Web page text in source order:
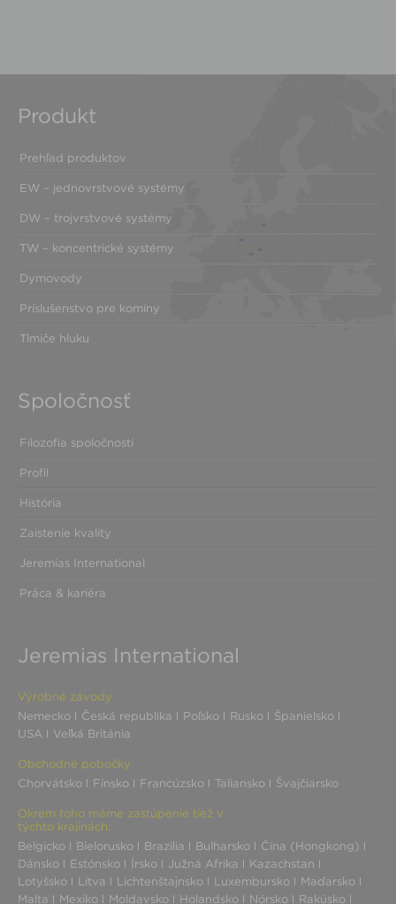
Produkt
Prehľad produktov
EW – jednovrstvové systémy
DW – trojvrstvové systémy
TW – koncentrické systémy
Dymovody
Príslušenstvo pre komíny
Tlmiče hluku
Spoločnosť
Filozofia spoločnosti
Profil
História
Zaistenie kvality
Jeremias International
Práca & kariéra
Jeremias International
Výrobné závody
Nemecko
Česká republika Poľsko Rusko
Španielsko
USA
Veľká Británia
Obchodné pobočky
Chorvátsko
Fínsko Francúzsko Taliansko Švajčiarsko
Okrem toho máme zastúpenie tiež v
týchto krajinách:
Belgicko
Bielorusko Brazília Bulharsko
Čína (Hongkong)
Dánsko
Estónsko Írsko Južná Afrika
Kazachstan
Lotyšsko
Litva Lichtenštajnsko Luxembursko
Maďarsko
Malta
Mexiko Moldavsko Holandsko Nórsko Rakúsko